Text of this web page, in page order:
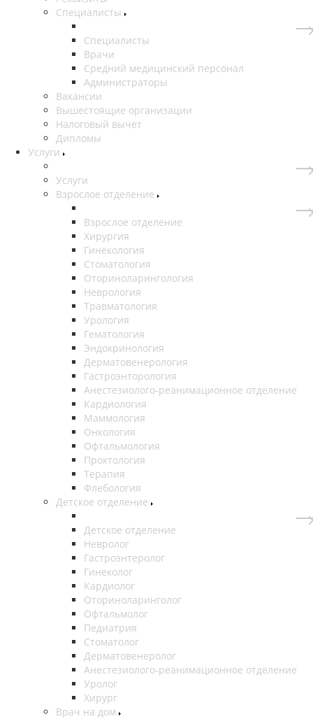
Специалисты
Специалисты
Врачи
Средний медицинский персонал
Администраторы
Вакансии
Вышестоящие организации
Налоговый вычет
Дипломы
Услуги
Услуги
Взрослое отделение
Взрослое отделение
Хирургия
Гинекология
Стоматология
Оториноларингология
Неврология
Травматология
Урология
Гематология
Эндокринология
Дерматовенерология
Гастроэнторология
Анестезиолого-реанимационное отделение
Кардиология
Маммология
Онкология
Офтальмология
Проктология
Терапия
Флебология
Детское отделение
Детское отделение
Невролог
Гастроэнтеролог
Гинеколог
Кардиолог
Оториноларинголог
Офтальмолог
Педиатрия
Стоматолог
Дерматовенеролог
Анестезиолого-реанимационное отделение
Уролог
Хирург
Врач на дом